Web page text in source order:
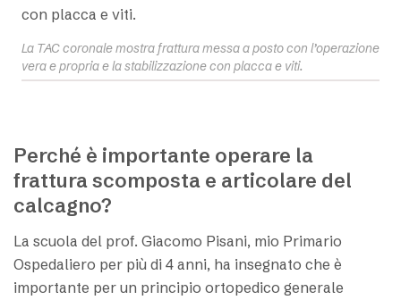
La TAC coronale mostra frattura messa a posto con l’operazione
vera e propria e la stabilizzazione con placca e viti.
Perché è importante operare la
frattura scomposta e articolare del
calcagno?
La scuola del prof. Giacomo Pisani, mio Primario
Ospedaliero per più di 4 anni, ha insegnato che è
importante per un principio ortopedico generale